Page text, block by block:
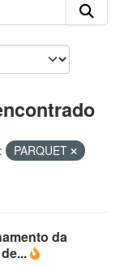
PARQUET
da